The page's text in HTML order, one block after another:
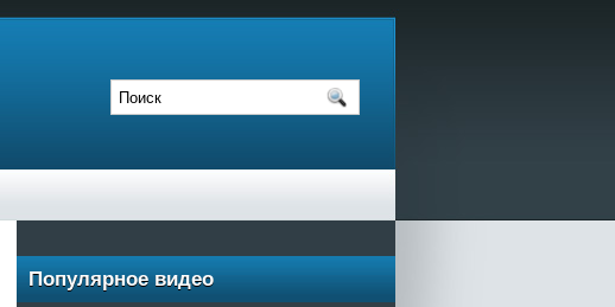
Популярное видео